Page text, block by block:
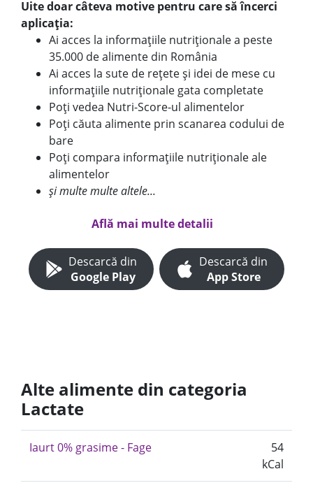
Uite doar câteva motive pentru care să încerci
aplicația:
Ai acces la informațiile nutriționale a peste
35.000 de alimente din România
Ai acces la sute de rețete și idei de mese cu
informațiile nutriționale gata completate
Poți vedea Nutri-Score-ul alimentelor
Poți căuta alimente prin scanarea codului de
bare
Poți compara informațiile nutriționale ale
alimentelor
și multe multe altele...
Află mai multe detalii
Descarcă din
Google Play
Descarcă din
App Store
Alte alimente din categoria
Lactate
Iaurt 0% grasime - Fage
54
kCal